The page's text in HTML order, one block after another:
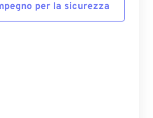
per la sicurezza